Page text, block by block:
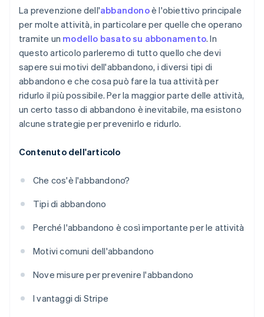
Monitorare i modelli di comportamento e di utilizzo
dei clienti
Usare tutti i dati disponibili
Comunicare regolarmente con i clienti
Affrontare immediatamente i problemi dei clienti
Adottare un approccio strategico e trasparente sui
prezzi
La prevenzione dell'abbandonoè l'obiettivo principale
per molte attività, in particolare per quelle che operano
tramite un modello basato su abbonamento. In
questo articolo parleremo di tutto quello che devi
sapere sui motivi dell'abbandono, i diversi tipi di
abbandono e che cosa può fare la tua attività per
ridurlo il più possibile. Per la maggior parte delle attività,
un certo tasso di abbandono è inevitabile, ma esistono
alcune strategie per prevenirlo e ridurlo.
Contenuto dell'articolo
Che cos'è l'abbandono?
Tipi di abbandono
Perché l'abbandono è così importante per le attività
Motivi comuni dell'abbandono
Nove misure per prevenire l'abbandono
I vantaggi di Stripe